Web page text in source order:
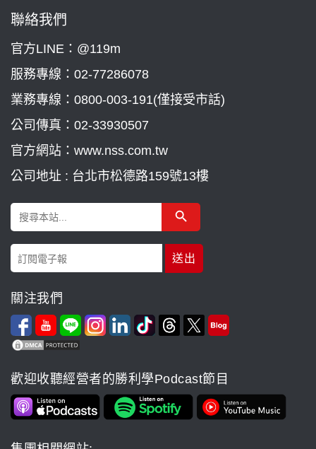
聯絡我們
官方LINE：@119m
服務專線： 02-77286078
業務專線： 0800-003-191(僅接受市話)
公司傳真：02-33930507
官方網站：www.nss.com.tw
公司地址 : 台北市松德路159號13樓
Search
for:
Search Button
關注我們
歡迎收聽經營者的勝利學Podcast節目